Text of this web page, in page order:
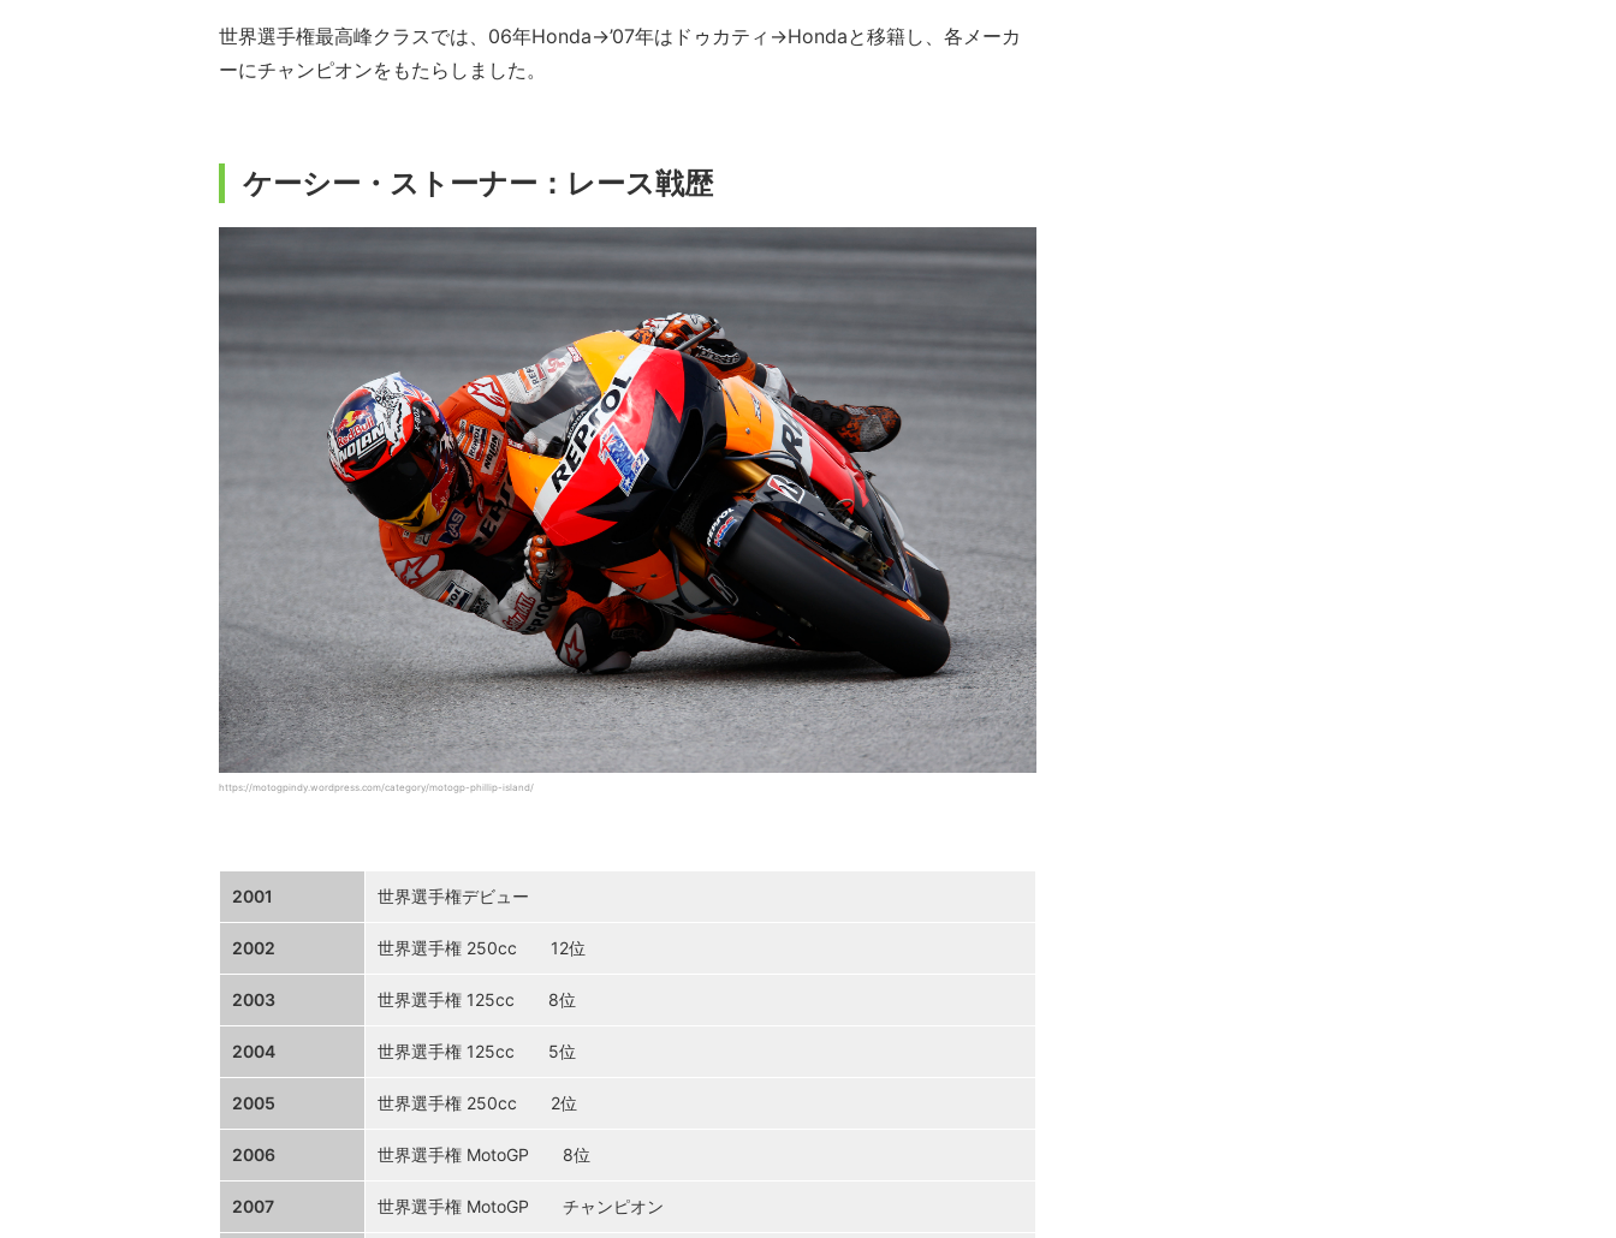
世界選手権最高峰クラスでは、06年Honda→’07年はドゥカティ→Hondaと移籍し、各メーカ
ーにチャンピオンをもたらしました。
ケーシー・ストーナー：レース戦歴
https://motogpindy.wordpress.com/category/motogp-phillip-island/
2001 世界選手権デビュー
2002 世界選手権 250cc 12位
2003 世界選手権 125cc 8位
2004 世界選手権 125cc 5位
2005 世界選手権 250cc 2位
2006 世界選手権 MotoGP 8位
2007 世界選手権 MotoGP チャンピオン